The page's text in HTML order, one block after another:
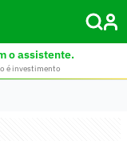
o assistente.
é investimento